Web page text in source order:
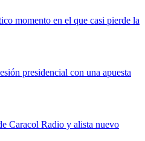
momento en el que casi pierde la
presidencial con una apuesta
Caracol Radio y alista nuevo